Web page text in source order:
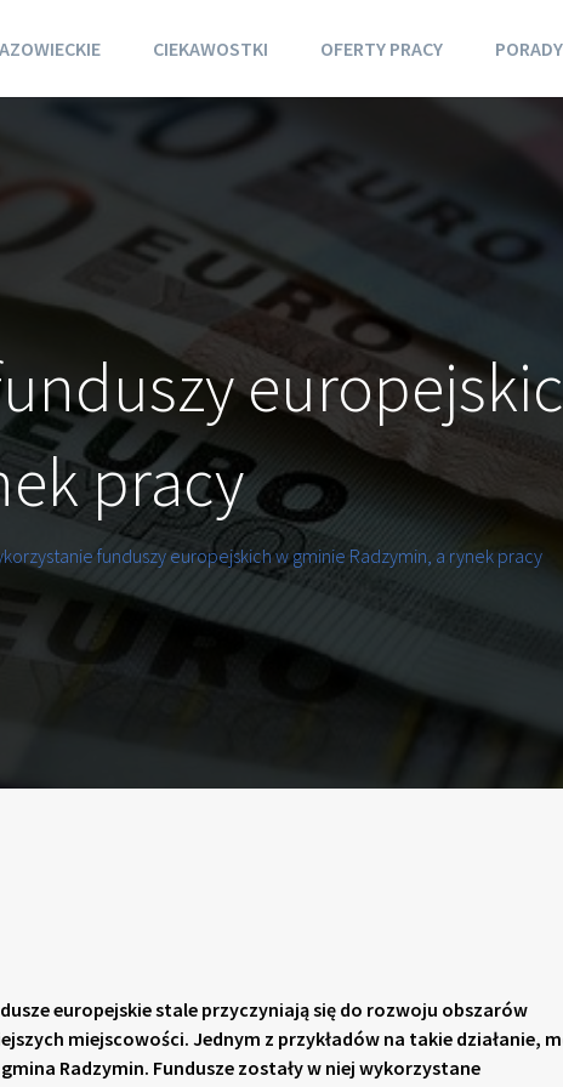
CIEKAWOSTKI OFERTY PRACY
pracy
funduszy europejskich w gminie Radzymin, a rynek pracy
europejskie stale przyczyniają się do rozwoju obszarów
miejscowości. Jednym z przykładów na takie działanie,
Radzymin. Fundusze zostały w niej wykorzystane